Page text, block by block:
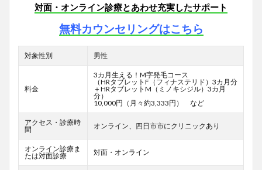
対面・オンライン診療とあわせ充実したサポート
無料カウンセリングはこちら
対象性別 男性
料金
3カ月生える！M字発毛コース
（HRタブレットF （フィナステリド）3カ月分
＋HRタブレットM（ミノキシジル）3カ月
分）
10,000円（月々約3,333円） など
アクセス・診療時
間
オンライン、四日市市にクリニックあり
オンライン診療ま
たは対面診療
対面・オンライン